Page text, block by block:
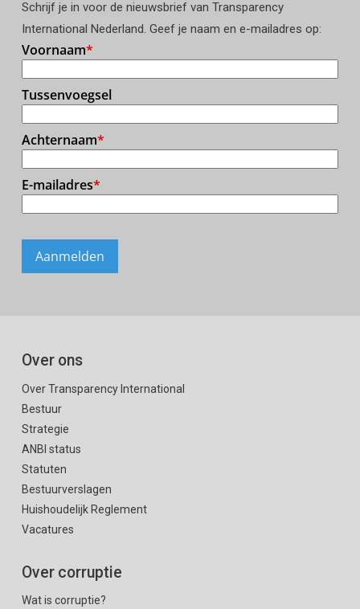
Schrijf je in voor de nieuwsbrief van Transparency
International Nederland. Geef je naam en e-mailadres op:
Over ons
Over Transparency International
Bestuur
Strategie
ANBI status
Statuten
Bestuurverslagen
Huishoudelijk Reglement
Vacatures
Over corruptie
Wat is corruptie?